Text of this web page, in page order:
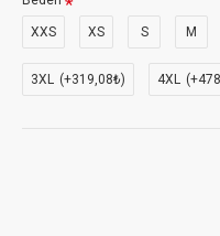
XXS XS S M
3XL (+319,08₺) 4XL